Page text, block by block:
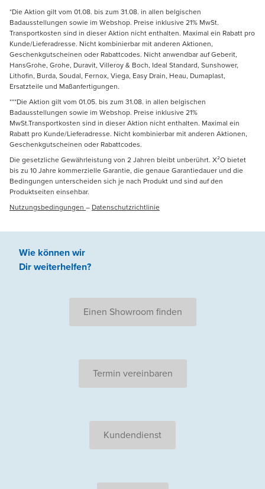
*Die Aktion gilt vom 01.08. bis zum 31.08. in allen belgischen
Badausstellungen sowie im Webshop. Preise inklusive 21% MwSt.
Transportkosten sind in dieser Aktion nicht enthalten. Maximal ein Rabatt pro
Kunde/Lieferadresse. Nicht kombinierbar mit anderen Aktionen,
Geschenkgutscheinen oder Rabattcodes. Nicht anwendbar auf Geberit,
HansGrohe, Grohe, Duravit, Villeroy & Boch, Ideal Standard, Sunshower,
Lithofin, Burda, Soudal, Fernox, Viega, Easy Drain, Heau, Dumaplast,
Ersatzteile und Maßanfertigungen.
***Die Aktion gilt vom 01.05. bis zum 31.08. in allen belgischen
Badausstellungen sowie im Webshop. Preise inklusive 21%
MwSt.Transportkosten sind in dieser Aktion nicht enthalten. Maximal ein
Rabatt pro Kunde/Lieferadresse. Nicht kombinierbar mit anderen Aktionen,
Geschenkgutscheinen oder Rabattcodes.
Die gesetzliche Gewährleistung von 2 Jahren bleibt unberührt. X²O bietet
bis zu 10 Jahre kommerzielle Garantie, die genaue Garantiedauer und die
Bedingungen unterscheiden sich je nach Produkt und sind auf den
Produktseiten einsehbar.
Nutzungsbedingungen – Datenschutzrichtlinie
Wie können wir
Dir weiterhelfen?
Einen Showroom finden
Termin vereinbaren
Kundendienst